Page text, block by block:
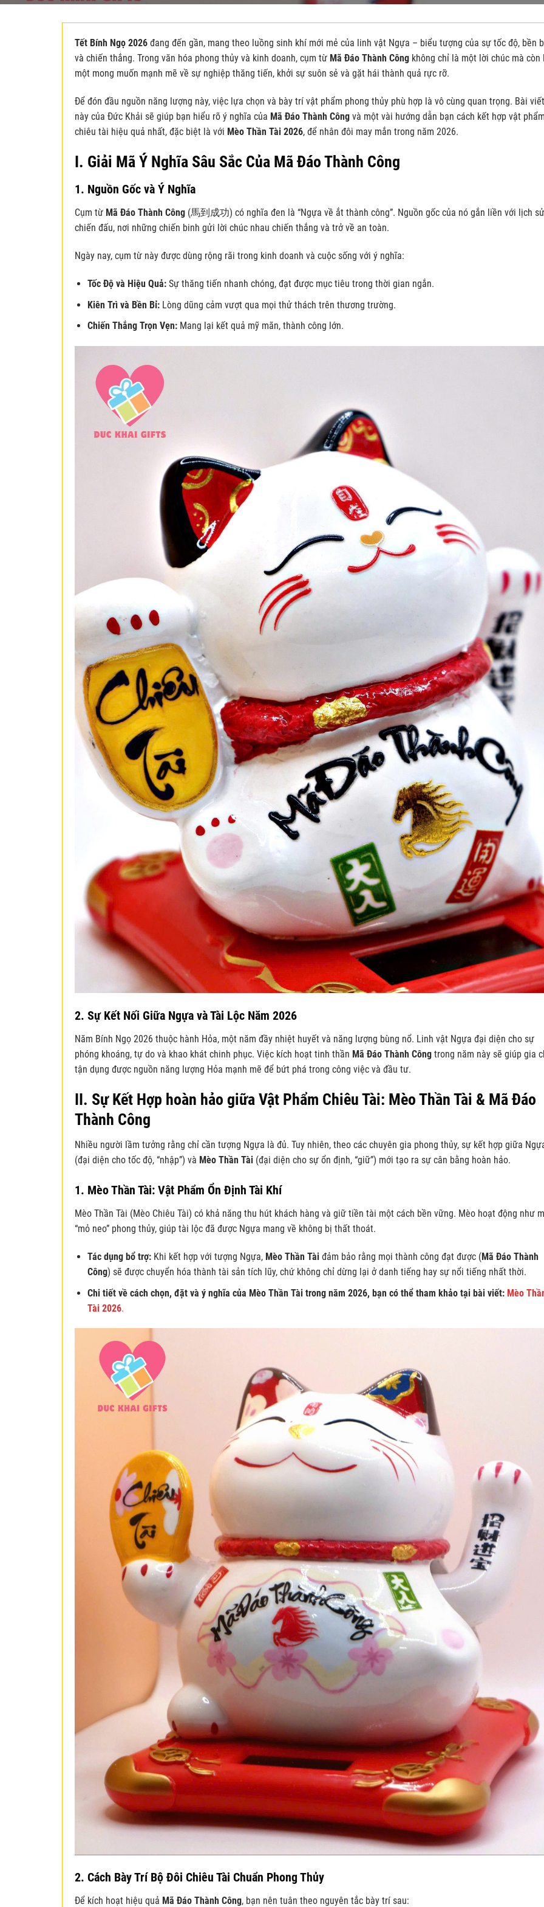
Tết Bính Ngọ 2026 đang đến gần, mang theo luồng sinh khí mới mẻ của linh vật Ngựa – biểu tượng của sự tốc độ, bền
và chiến thắng. Trong văn hóa phong thủy và kinh doanh, cụm từ Mã Đáo Thành Công không chỉ là một lời chúc mà còn
một mong muốn mạnh mẽ về sự nghiệp thăng tiến, khởi sự suôn sẻ và gặt hái thành quả rực rỡ.
Để đón đầu nguồn năng lượng này, việc lựa chọn và bày trí vật phẩm phong thủy phù hợp là vô cùng quan trọng. Bài viết
này của Đức Khải sẽ giúp bạn hiểu rõ ý nghĩa của Mã Đáo Thành Công và một vài hướng dẫn bạn cách kết hợp vật
chiêu tài hiệu quả nhất, đặc biệt là với Mèo Thần Tài 2026, để nhân đôi may mắn trong năm 2026.
I. Giải Mã Ý Nghĩa Sâu Sắc Của Mã Đáo Thành Công
1. Nguồn Gốc và Ý Nghĩa
Cụm từ Mã Đáo Thành Công (馬到成功) có nghĩa đen là “Ngựa về ắt thành công”. Nguồn gốc của nó gắn liền với lịch sử
chiến đấu, nơi những chiến binh gửi lời chúc nhau chiến thắng và trở về an toàn.
Ngày nay, cụm từ này được dùng rộng rãi trong kinh doanh và cuộc sống với ý nghĩa:
Tốc Độ và Hiệu Quả:Sự thăng tiến nhanh chóng, đạt được mục tiêu trong thời gian ngắn.
Kiên Trì và Bền Bỉ:Lòng dũng cảm vượt qua mọi thử thách trên thương trường.
Chiến Thắng Trọn Vẹn:Mang lại kết quả mỹ mãn, thành công lớn.
2. Sự Kết Nối Giữa Ngựa và Tài Lộc Năm 2026
Năm Bính Ngọ 2026 thuộc hành Hỏa, một năm đầy nhiệt huyết và năng lượng bùng nổ. Linh vật Ngựa đại diện cho sự
phóng khoáng, tự do và khao khát chinh phục. Việc kích hoạt tinh thần Mã Đáo Thành Công trong năm này sẽ giúp gia
tận dụng được nguồn năng lượng Hỏa mạnh mẽ để bứt phá trong công việc và đầu tư.
II. Sự Kết Hợp hoàn hảo giữa Vật Phẩm Chiêu Tài: Mèo Thần Tài & Mã Đáo
Thành Công
Nhiều người lầm tưởng rằng chỉ cần tượng Ngựa là đủ. Tuy nhiên, theo các chuyên gia phong thủy, sự kết hợp giữa
(đại diện cho tốc độ, “nhập”) và Mèo Thần Tài (đại diện cho sự ổn định, “giữ”) mới tạo ra sự cân bằng hoàn hảo.
1. Mèo Thần Tài: Vật Phẩm Ổn Định Tài Khí
Mèo Thần Tài (Mèo Chiêu Tài) có khả năng thu hút khách hàng và giữ tiền tài một cách bền vững. Mèo hoạt động như
“mỏ neo” phong thủy, giúp tài lộc đã được Ngựa mang về không bị thất thoát.
Tác dụng bổ trợ:Khi kết hợp với tượng Ngựa, Mèo Thần Tàiđảm bảo rằng mọi thành công đạt được (Mã Đáo Thành
Công) sẽ được chuyển hóa thành tài sản tích lũy, chứ không chỉ dừng lại ở danh tiếng hay sự nổi tiếng nhất thời.
Chi tiết về cách chọn, đặt và ý nghĩa của Mèo Thần Tài trong năm 2026, bạn có thể tham khảo tại bài viết: Mèo
Tài 2026.
2. Cách Bày Trí Bộ Đôi Chiêu Tài Chuẩn Phong Thủy
Để kích hoạt hiệu quả Mã Đáo Thành Công, bạn nên tuân theo nguyên tắc bày trí sau: